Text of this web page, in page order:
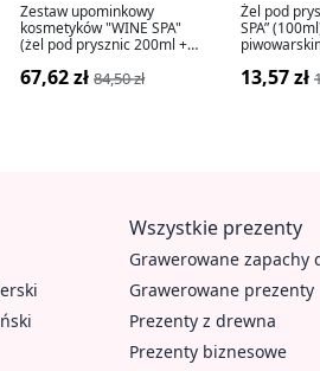
Zestaw upominkowy
kosmetyków "WINE SPA"
(żel pod prysznic 200ml +
do kąpieli 200ml)
67,62 zł 84,50 zł
Żel pod
SPA”
13,57 zł
Wszystkie prezenty
Grawerowane zapachy
Grawerowane prezenty
Prezenty z drewna
Prezenty biznesowe